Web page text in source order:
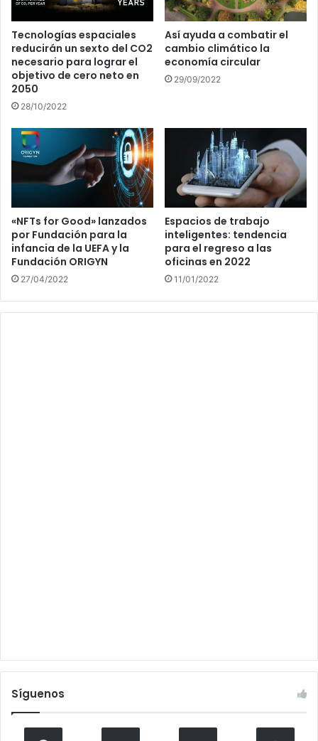
Tecnologías espaciales
reducirán un sexto del CO2
necesario para lograr el
objetivo de cero neto en
2050
28/10/2022
Así ayuda a combatir el
cambio climático la
economía circular
29/09/2022
«NFTs for Good» lanzados
por Fundación para la
infancia de la UEFA y la
Fundación ORIGYN
27/04/2022
Espacios de trabajo
inteligentes: tendencia
para el regreso a las
oficinas en 2022
11/01/2022
Síguenos